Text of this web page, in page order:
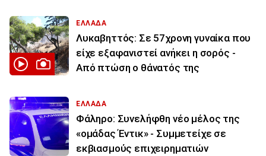
ΕΛΛΑΔΑ
Λυκαβηττός: Σε 57χρονη γυναίκα που
είχε εξαφανιστεί ανήκει η σορός -
Από πτώση ο θάνατός της
ΕΛΛΑΔΑ
Φάληρο: Συνελήφθη νέο μέλος της
«ομάδας Έντικ» - Συμμετείχε σε
εκβιασμούς επιχειρηματιών